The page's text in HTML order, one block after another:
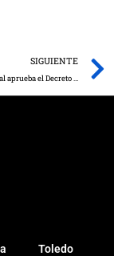
SIGUIENTE
El Gobierno regional aprueba el Decreto de ayudas para impulsar la empleabilidad de las personas en exclusión a través de las empresas de inserción
Toledo